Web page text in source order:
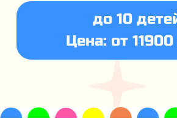
до 10
Цена: от